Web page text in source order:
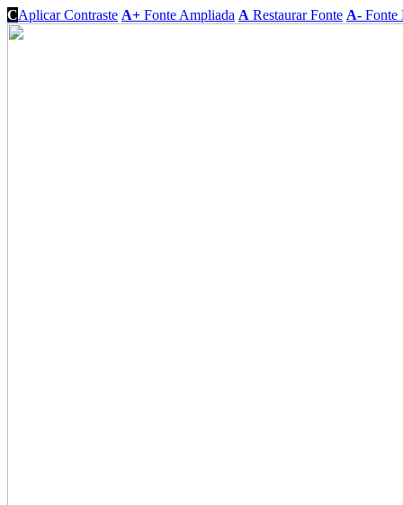
CAplicar Contraste A+ Fonte Ampliada A Restaurar Fonte A- Fonte